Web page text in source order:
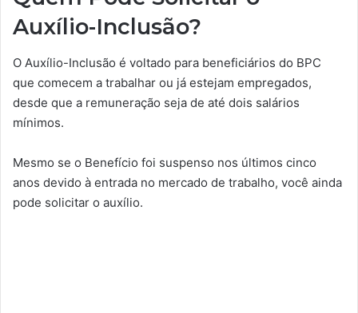
Auxílio-Inclusão?
O Auxílio-Inclusão é voltado para beneficiários do BPC
que comecem a trabalhar ou já estejam empregados,
desde que a remuneração seja de até dois salários
mínimos.
Mesmo se o Benefício foi suspenso nos últimos cinco
anos devido à entrada no mercado de trabalho, você ainda
pode solicitar o auxílio.